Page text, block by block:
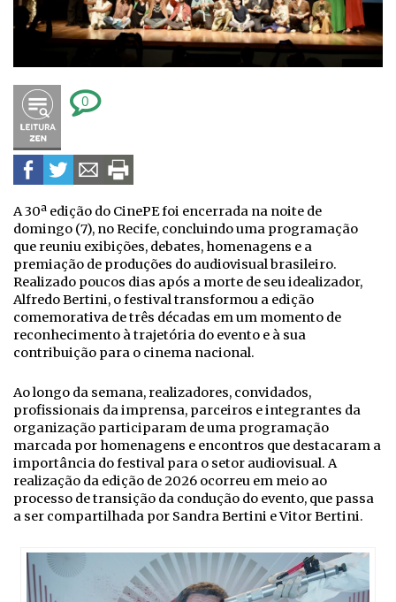
0
A 30ª edição do CinePE foi encerrada na noite de
domingo (7), no Recife, concluindo uma programação
que reuniu exibições, debates, homenagens e a
premiação de produções do audiovisual brasileiro.
Realizado poucos dias após a morte de seu idealizador,
Alfredo Bertini, o festival transformou a edição
comemorativa de três décadas em um momento de
reconhecimento à trajetória do evento e à sua
contribuição para o cinema nacional.
Ao longo da semana, realizadores, convidados,
profissionais da imprensa, parceiros e integrantes da
organização participaram de uma programação
marcada por homenagens e encontros que destacaram a
importância do festival para o setor audiovisual. A
realização da edição de 2026 ocorreu em meio ao
processo de transição da condução do evento, que passa
a ser compartilhada por Sandra Bertini e Vitor Bertini.